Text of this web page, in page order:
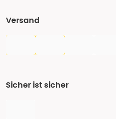
Versand
Sicher ist sicher